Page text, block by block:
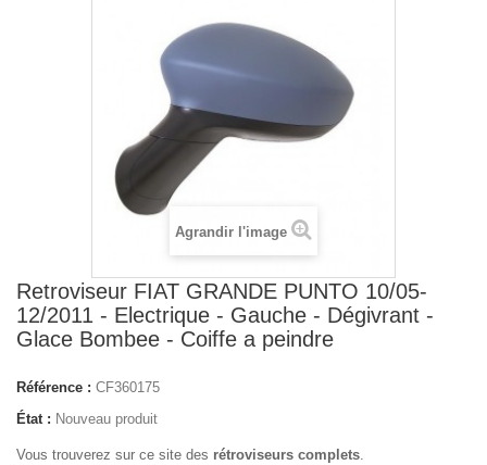
Agrandir l'image
Retroviseur FIAT GRANDE PUNTO 10/05-
12/2011 - Electrique - Gauche - Dégivrant -
Glace Bombee - Coiffe a peindre
Référence : CF360175
État : Nouveau produit
Vous trouverez sur ce site des rétroviseurs complets.